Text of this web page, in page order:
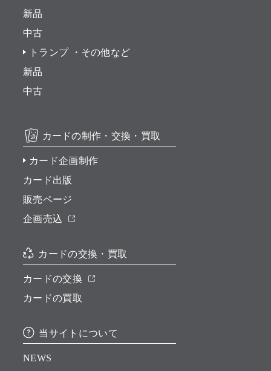
新品
中古
トランプ ・その他など
新品
中古
カードの制作・交換・買取
カード企画制作
カード出版
販売ページ
企画売込
カードの交換・買取
カードの交換
カードの買取
当サイトについて
NEWS